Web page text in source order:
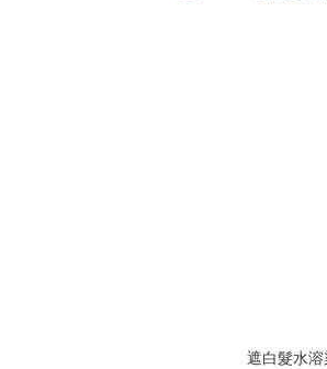
遮白髮水